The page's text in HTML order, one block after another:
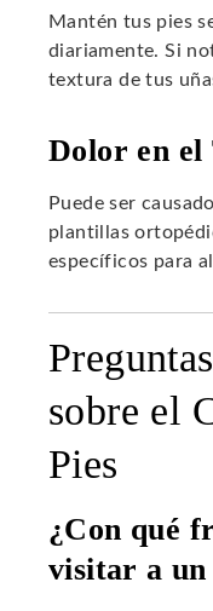
Mantén tus pies
diariamente. Si
textura de tus
Dolor en el
Puede ser
plantillas
específicos para
sobre el
Pies
¿Con qué
visitar a un